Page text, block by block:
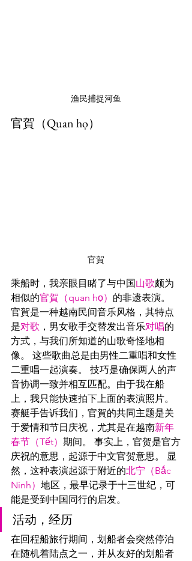
渔民捕捉河鱼
官賀（Quan họ）
官賀
乘船时，我亲眼目睹了与中国山歌颇为
相似的官賀（quan họ） 的非遗表演。
官賀是一种越南民间音乐风格，其特点
是对歌 ，男女歌手交替发出音乐对唱的
方式，与我们所知道的山歌奇怪地相
像。 这些歌曲总是由男性二重唱和女性
二重唱一起演奏。 技巧是确保两人的声
音协调一致并相互匹配。由于我在船
上，我只能快速拍下上面的表演照片。
赛艇手告诉我们，官賀的共同主题是关
于爱情和节日庆祝，尤其是在越南新年
春节（Tết） 期间。 事实上，官贺是官方
庆祝的意思，起源于中文官贺意思。 显
然，这种表演起源于附近的北宁（Bắc
Ninh） 地区，最早记录于十三世纪，可
能是受到中国同行的启发。
活动，经历
在回程船旅行期间，划船者会突然停泊
在随机着陆点之一，并从友好的划船者